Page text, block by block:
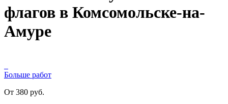
флагов в Комсомольске-на-
Амуре
Больше работ
От 380 руб.